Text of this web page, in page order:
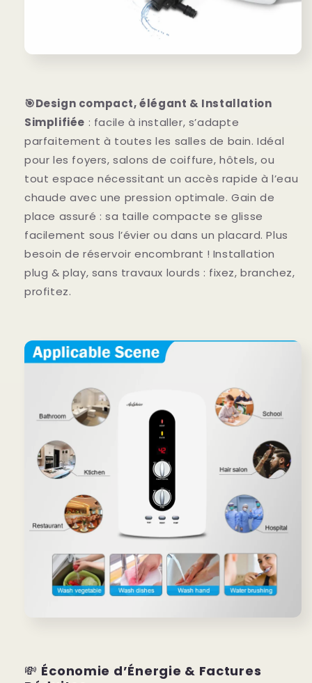
🎯Design compact, élégant & Installation
Simplifiée : facile à installer, s’adapte
parfaitement à toutes les salles de bain. Idéal
pour les foyers, salons de coiffure, hôtels, ou
tout espace nécessitant un accès rapide à l’eau
chaude avec une pression optimale. Gain de
place assuré : sa taille compacte se glisse
facilement sous l’évier ou dans un placard. Plus
besoin de réservoir encombrant ! Installation
plug & play, sans travaux lourds : fixez, branchez,
profitez.
💸 Économie d’Énergie & Factures